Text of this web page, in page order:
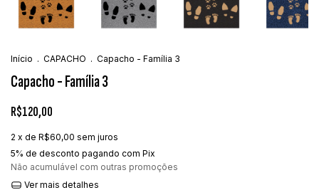
Início . CAPACHO . Capacho - Família 3
Capacho - Família 3
R$120,00
2 x de R$60,00 sem juros
5% de desconto pagando com Pix
Não acumulável com outras promoções
Ver mais detalhes